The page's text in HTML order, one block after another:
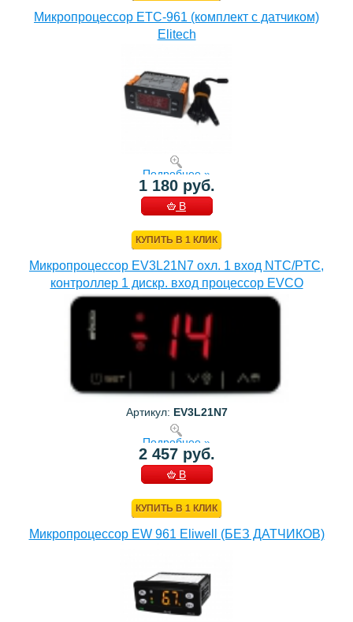
Микропроцессор ETC-961 (комплект c датчиком)
Elitech
Подробнее »
1 180 руб.
В
КУПИТЬ В 1 КЛИК
Микропроцессор EV3L21N7 охл. 1 вход NTC/PTC,
контроллер 1 дискр. вход процессор EVCO
Артикул: EV3L21N7
Подробнее »
2 457 руб.
В
КУПИТЬ В 1 КЛИК
Микропроцессор EW 961 Eliwell (БЕЗ ДАТЧИКОВ)